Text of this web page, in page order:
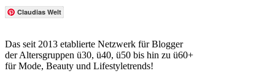
Claudias Welt
Das seit 2013 etablierte Netzwerk für Blogger
der Altersgruppen ü30, ü40, ü50 bis hin zu ü60+
für Mode, Beauty und Lifestyletrends!